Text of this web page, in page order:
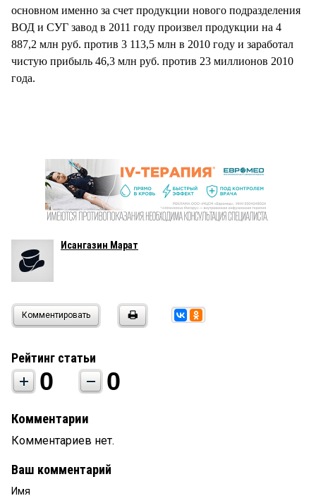
основном именно за счет продукции нового подразделения
ВОД и СУГ завод в 2011 году произвел продукции на 4
887,2 млн руб. против 3 113,5 млн в 2010 году и заработал
чистую прибыль 46,3 млн руб. против 23 миллионов 2010
года.
Исангазин Марат
Комментировать
Рейтинг статьи
0 0
Комментарии
Комментариев нет.
Ваш комментарий
Имя